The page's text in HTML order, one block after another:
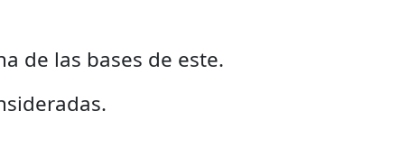
de las bases de este.